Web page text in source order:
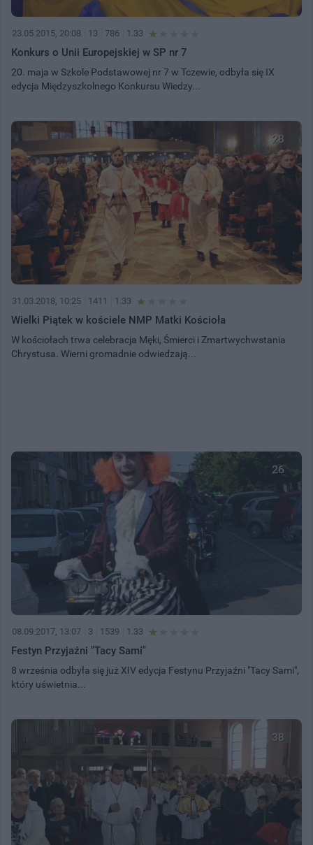
23.05.2015, 20:08 13 786 1.33
Konkurs o Unii Europejskiej w SP nr 7
20. maja w Szkole Podstawowej nr 7 w Tczewie, odbyła się IX
edycja Międzyszkolnego Konkursu Wiedzy...
28
31.03.2018, 10:25 1411 1.33
Wielki Piątek w kościele NMP Matki Kościoła
W kościołach trwa celebracja Męki, Śmierci i Zmartwychwstania
Chrystusa. Wierni gromadnie odwiedzają...
26
08.09.2017, 13:07 3 1539 1.33
Festyn Przyjaźni "Tacy Sami"
8 września odbyła się już XIV edycja Festynu Przyjaźni "Tacy Sami",
który uświetnia...
38